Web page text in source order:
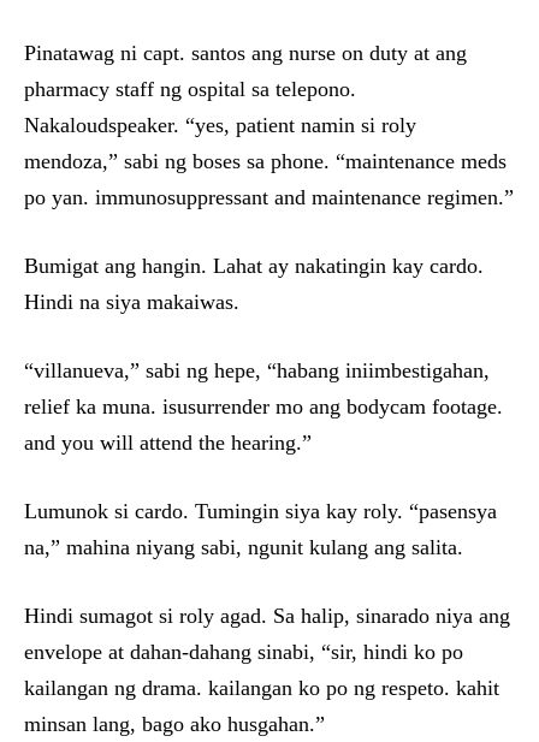
Pinatawag ni capt. santos ang nurse on duty at ang
pharmacy staff ng ospital sa telepono.
Nakaloudspeaker. “yes, patient namin si roly
mendoza,” sabi ng boses sa phone. “maintenance meds
po yan. immunosuppressant and maintenance regimen.”
Bumigat ang hangin. Lahat ay nakatingin kay cardo.
Hindi na siya makaiwas.
“villanueva,” sabi ng hepe, “habang iniimbestigahan,
relief ka muna. isusurrender mo ang bodycam footage.
and you will attend the hearing.”
Lumunok si cardo. Tumingin siya kay roly. “pasensya
na,” mahina niyang sabi, ngunit kulang ang salita.
Hindi sumagot si roly agad. Sa halip, sinarado niya ang
envelope at dahan-dahang sinabi, “sir, hindi ko po
kailangan ng drama. kailangan ko po ng respeto. kahit
minsan lang, bago ako husgahan.”